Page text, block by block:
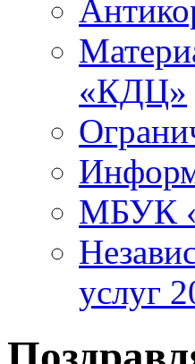
«КДЦ»
МБУК
услуг